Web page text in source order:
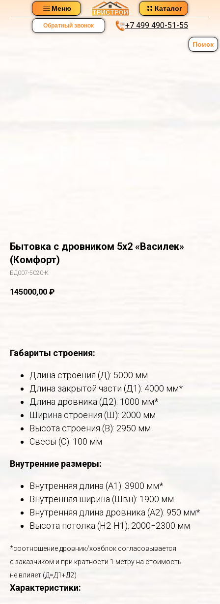
Каталог
Меню
+7 499 490-51-55
Обратный звонок
Поиск
Бытовка с дровником 5х2 «Василек»
(Комфорт)
БД007-5020-К
145000,00 ₽
Габариты строения:
Длина строения (Д): 5000 мм
Длина закрытой части (Д1): 4000 мм*
Длина дровника (Д2): 1000 мм*
Ширина строения (Ш): 2000 мм
Высота строения (В): 2950 мм
Свесы (С): 100 мм
Внутренние размеры:
Внутренняя длина (А1): 3900 мм*
Внутренняя ширина (Швн): 1900 мм
Внутренняя длина дровника (А2): 950 мм*
Высота потолка (Н2-Н1): 2000−2300 мм
*соотношение дровник/хозблок согласовывается
с заказчиком и при кратности 1 метру на стоимость
не влияет (Д=Д1+Д2)
Характеристики: